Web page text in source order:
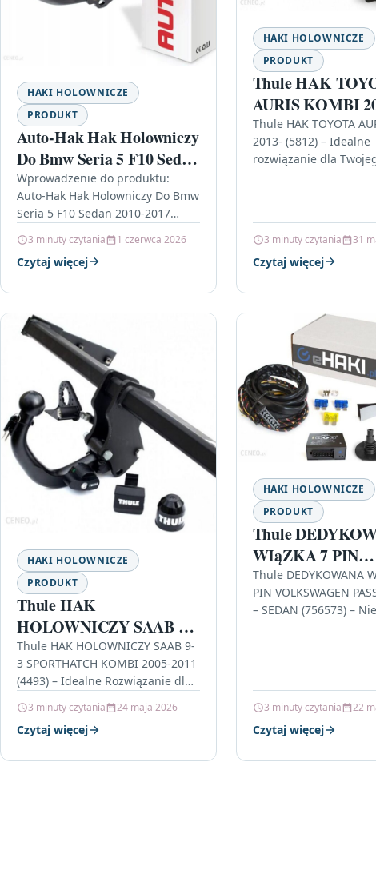
HAKI HOLOWNICZE
PRODUKT
Auto-Hak Hak Holowniczy
Do Bmw Seria 5 F10 Sedan
2010-2017 Axlb-18
Wprowadzenie do produktu:
Auto-Hak Hak Holowniczy Do Bmw
Seria 5 F10 Sedan 2010-2017
coraz więcej kierowców decyduje
się na zakup…
3 minuty czytania 1 czerwca 2026
Czytaj więcej
HAKI HOLOWNICZE
PRODUKT
Thule HAK
AURIS KOMBI
(5812)
Thule HAK TOYOTA
2013- (5812) – Idealne
rozwiązanie dla
samochodu,…
3 minuty czytania 31
Czytaj więcej
HAKI HOLOWNICZE
PRODUKT
Thule HAK
HOLOWNICZY SAAB 9-3
SPORTHATCH KOMBI
2005-2011 (4493)
Thule HAK HOLOWNICZY SAAB 9-
3 SPORTHATCH KOMBI 2005-2011
(4493) – Idealne Rozwiązanie dla
właścicielem Saaba 9-3
Sporthatch Kombi z lat…
3 minuty czytania 24 maja 2026
Czytaj więcej
HAKI HOLOWNICZE
PRODUKT
Thule
WIąZKA 7 PIN
VOLKSWAGEN
KOMBI – SEDAN
(756573)
Thule DEDYKOWANA
PIN VOLKSWAGEN
– SEDAN (756573) –
3 minuty czytania 22
Czytaj więcej